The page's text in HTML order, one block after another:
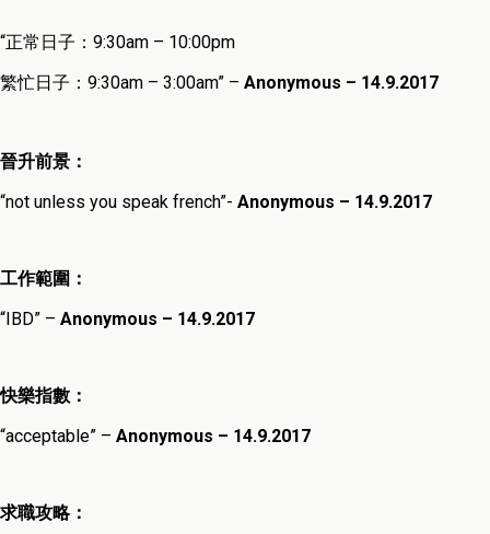
“正常日子： 9:30am – 10:00pm
繁忙日子： 9:30am – 3:00am” – Anonymous – 14.9.2017
晉升前景：
“not unless you speak french”- Anonymous – 14.9.2017
工作範圍：
“IBD” – Anonymous – 14.9.2017
快樂指數：
“acceptable” – Anonymous – 14.9.2017
求職攻略：